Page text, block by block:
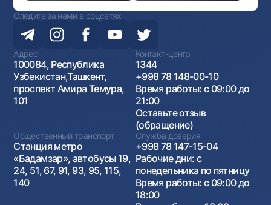
Следите за нами в соцсетях
Адрес
100084, Республика
Узбекистан,Ташкент,
проспект Амира Темура,
101
Контакт-центр
1344
+998 78 148-00-10
Время работы: с 09:00 до
21:00
Оставьте отзыв
(обращение)
Общественный транспорт
Станция метро
«Бадамзар», автобусы 19,
24, 51, 67, 91, 93, 95, 115,
140
Служба доверия
+998 78 147-15-04
Рабочие дни: с
понедельника по пятницу
Время работы: с 09:00 до
18:00